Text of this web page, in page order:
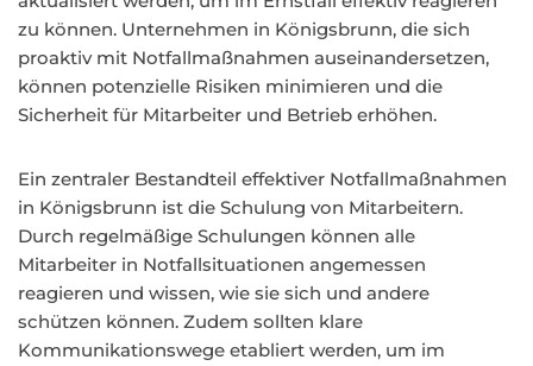
zu können. Unternehmen in Königsbrunn, die sich
proaktiv mit Notfallmaßnahmen auseinandersetzen,
können potenzielle Risiken minimieren und die
Sicherheit für Mitarbeiter und Betrieb erhöhen.
Ein zentraler Bestandteil effektiver Notfallmaßnahmen
in Königsbrunn ist die Schulung von Mitarbeitern.
Durch regelmäßige Schulungen können alle
Mitarbeiter in Notfallsituationen angemessen
reagieren und wissen, wie sie sich und andere
schützen können. Zudem sollten klare
Kommunikationswege etabliert werden, um im